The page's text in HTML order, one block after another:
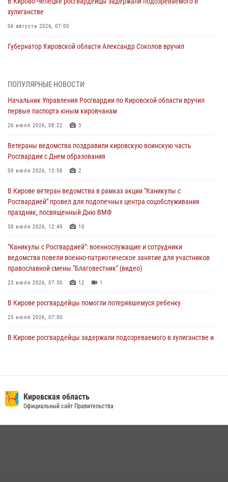
хулиганстве
06 августа 2026, 07:00
Губернатор Кировской области Александр Соколов вручил
поддельной купюры
04 августа 2026, 09:30
03 августа 2026, 09:01
В Кирове росгвардейцы и ветераны ведомства приняли участие в
03 августа 2026, 08:45
В Кирове росгвардейцы задержали подозреваемого в краже из
магазина
ПОПУЛЯРНЫЕ НОВОСТИ
Начальник Управления Росгвардии по Кировской области вручил
первые паспорта юным кировчанам
26 июля 2026, 08:22 3
Ветераны ведомства поздравили кировскую воинскую часть
Росгвардии с Днем образования
09 июля 2026, 13:58 2
В Кирове ветеран ведомства в рамках акции "Каникулы с
Росгвардией" провел для подопечных центра соцобслуживания
праздник, посвященный Дню ВМФ
30 июля 2026, 12:49 10
"Каникулы с Росгвардией": военнослужащие и сотрудники
ведомства повели военно-патриотическое занятие для участников
православной смены "Благовестник" (видео)
23 июля 2026, 07:30 12 1
В Кирове росгвардейцы помогли потерявшемуся ребенку
25 июля 2026, 07:00
В Кирове росгвардейцы задержали подозреваемого в хулиганстве и
вневедомственную охрану и поступления в ведомственные вузы
22 июля 2026, 14:51 1 2
Кировская область
Официальный сайт Правительства